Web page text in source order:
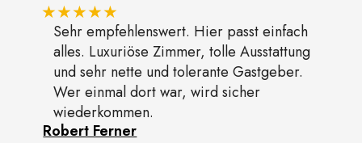
★★★★★
Sehr empfehlenswert. Hier passt einfach
alles. Luxuriöse Zimmer, tolle Ausstattung
und sehr nette und tolerante Gastgeber.
Wer einmal dort war, wird sicher
wiederkommen.
Robert Ferner